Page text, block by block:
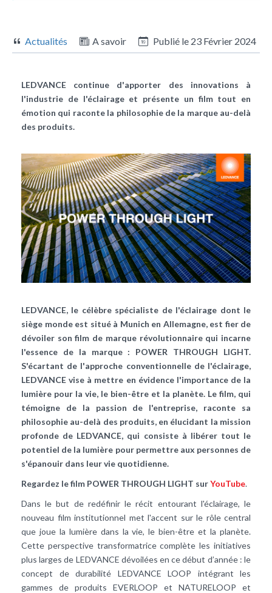
Actualités A savoir Publié le 23 Février 2024
LEDVANCE continue d'apporter des innovations à
l'industrie de l'éclairage et présente un film tout en
émotion qui raconte la philosophie de la marque au-delà
des produits.
LEDVANCE, le célèbre spécialiste de l'éclairage dont le
siège monde est situé à Munich en Allemagne, est fier de
dévoiler son film de marque révolutionnaire qui incarne
l'essence de la marque : POWER THROUGH LIGHT.
S'écartant de l'approche conventionnelle de l'éclairage,
LEDVANCE vise à mettre en évidence l'importance de la
lumière pour la vie, le bien-être et la planète. Le film, qui
témoigne de la passion de l'entreprise, raconte sa
philosophie au-delà des produits, en élucidant la mission
profonde de LEDVANCE, qui consiste à libérer tout le
potentiel de la lumière pour permettre aux personnes de
s'épanouir dans leur vie quotidienne.
Regardez le film POWER THROUGH LIGHT surYouTube.
Dans le but de redéfinir le récit entourant l'éclairage, le
nouveau film institutionnel met l'accent sur le rôle central
que joue la lumière dans la vie, le bien-être et la planète.
Cette perspective transformatrice complète les initiatives
plus larges de LEDVANCE dévoilées en ce début d’année : le
concept de durabilité LEDVANCE LOOP intégrant les
gammes de produits EVERLOOP et NATURELOOP et